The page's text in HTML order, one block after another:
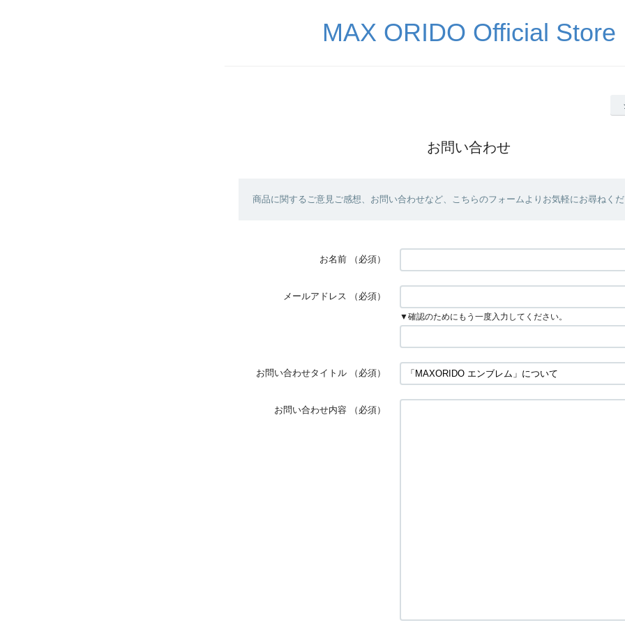
MAX ORIDO Official Store
お問い合わせ
商品に関するご意見ご感想、お問い合わせなど、こちらのフォームよりお気軽にお尋ねくだ
お名前 （必須）
メールアドレス （必須）
▼確認のためにもう一度入力してください。
お問い合わせタイトル （必須）
お問い合わせ内容 （必須）